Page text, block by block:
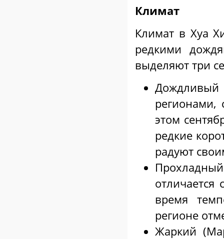
Климат
Климат в Хуа
редкими
выделяют три
Дождливый
регионами,
этом
редкие
радуют
время
регионе
Жаркий